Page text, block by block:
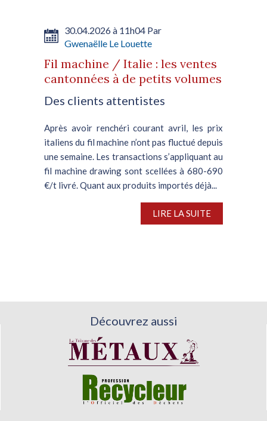
30.04.2026 à 11h04 Par
Gwenaëlle Le Louette
Fil machine / Italie : les ventes
cantonnées à de petits volumes
Des clients attentistes
Après avoir renchéri courant avril, les prix
italiens du fil machine n’ont pas fluctué depuis
une semaine. Les transactions s’appliquant au
fil machine drawing sont scellées à 680-690
€/t livré. Quant aux produits importés déjà...
LIRE LA SUITE
Découvrez aussi